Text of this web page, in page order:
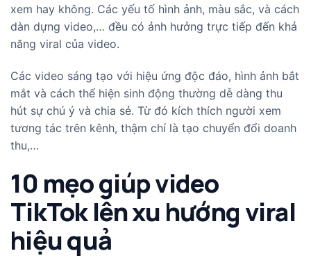
xem hay không. Các yếu tố hình ảnh, màu sắc, và cách
dàn dựng video,… đều có ảnh hưởng trực tiếp đến khả
năng viral của video.
Các video sáng tạo với hiệu ứng độc đáo, hình ảnh bắt
mắt và cách thể hiện sinh động thường dễ dàng thu
hút sự chú ý và chia sẻ. Từ đó kích thích người xem
tương tác trên kênh, thậm chí là tạo chuyển đổi doanh
thu,…
10 mẹo giúp video
TikTok lên xu hướng viral
hiệu quả